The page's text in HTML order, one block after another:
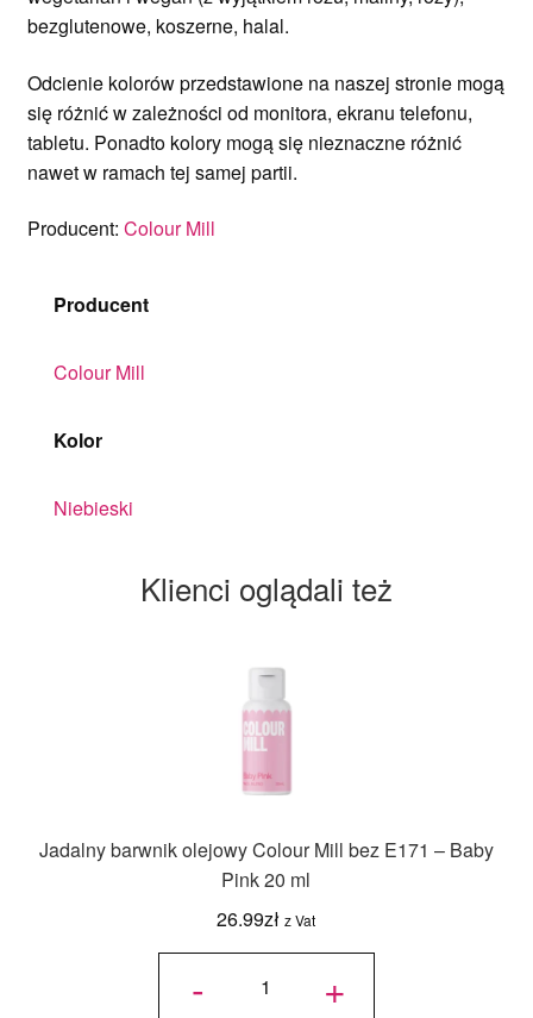
bezglutenowe, koszerne, halal.
Odcienie kolorów przedstawione na naszej stronie mogą
się różnić w zależności od monitora, ekranu telefonu,
tabletu. Ponadto kolory mogą się nieznaczne różnić
nawet w ramach tej samej partii.
Producent: Colour Mill
Producent
Colour Mill
Kolor
Niebieski
Klienci oglądali też
Jadalny barwnik olejowy Colour Mill bez E171 – Baby
Pink 20 ml
26.99zł z Vat
-
ilość
olejowy
Colour
Mill bez +